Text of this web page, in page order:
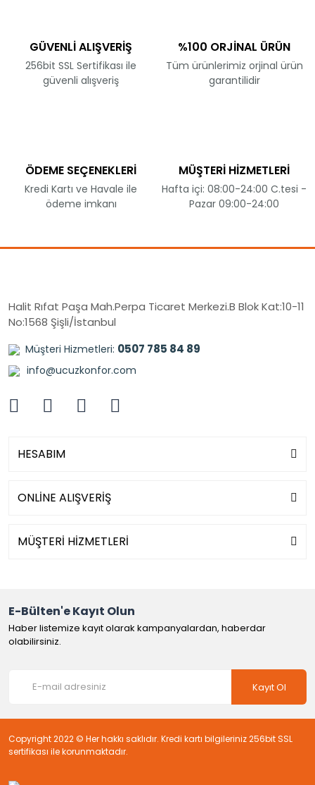
GÜVENLİ ALIŞVERİŞ
256bit SSL Sertifikası ile
güvenli alışveriş
%100 ORJİNAL ÜRÜN
Tüm ürünlerimiz orjinal ürün
garantilidir
ÖDEME SEÇENEKLERİ
Kredi Kartı ve Havale ile
ödeme imkanı
MÜŞTERİ HİZMETLERİ
Hafta içi: 08:00-24:00 C.tesi -
Pazar 09:00-24:00
Halit Rıfat Paşa Mah.Perpa Ticaret Merkezi.B Blok Kat:10-11
No:1568 Şişli/İstanbul
Müşteri Hizmetleri: 0507 785 84 89
info@ucuzkonfor.com
HESABIM
ONLİNE ALIŞVERİŞ
MÜŞTERİ HİZMETLERİ
E-Bülten'e Kayıt Olun
Haber listemize kayıt olarak kampanyalardan, haberdar
olabilirsiniz.
Kayıt Ol
Copyright 2022 © Her hakkı saklıdır. Kredi kartı bilgileriniz 256bit SSL
sertifikası ile korunmaktadır.